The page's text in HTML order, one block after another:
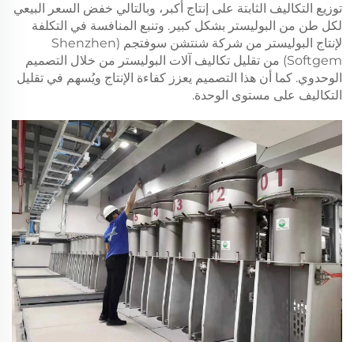
توزيع التكاليف الثابتة على إنتاج أكبر، وبالتالي خفض السعر البيعي
لكل طن من البوليستر بشكل كبير. وتنبع المنافسة في التكلفة
لإنتاج البوليستر من شركة شنتشن سوفتجم (Shenzhen
Softgem) من تقليل تكاليف آلات البوليستر من خلال التصميم
الوحدوي. كما أن هذا التصميم يعزز كفاءة الإنتاج ويُسهم في تقليل
التكاليف على مستوى الوحدة.